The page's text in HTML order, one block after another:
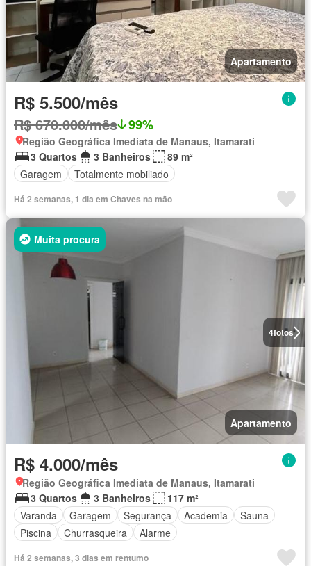
Apartamento
R$ 5.500/mês
R$ 670.000/mês 99%
Região Geográfica Imediata de Manaus, Itamarati
3 Quartos
3 Banheiros
89 m²
Garagem
Totalmente mobiliado
Há 2 semanas, 1 dia em Chaves na mão
4fotos
Muita procura
Apartamento
R$ 4.000/mês
Região Geográfica Imediata de Manaus, Itamarati
3 Quartos
3 Banheiros
117 m²
Varanda
Garagem Segurança Academia
Sauna
Piscina
Churrasqueira Alarme
Há 2 semanas, 3 dias em rentumo